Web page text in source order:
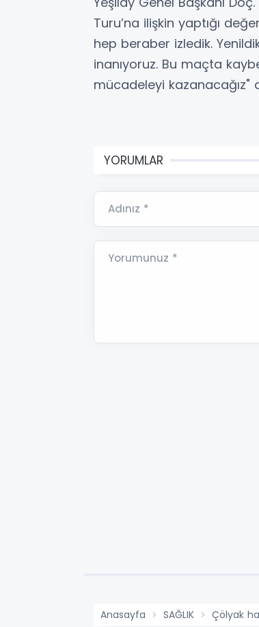
Turu’na ilişkin yaptığı
hep beraber izledik.
inanıyoruz. Bu maçta
mücadeleyi kazanacağız"
YORUMLAR
Adınız *
Yorumunuz *
Anasayfa SAĞLIK Çölyak